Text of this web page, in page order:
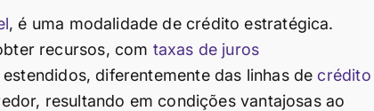
, é uma modalidade de crédito estratégica.
recursos, com taxas de juros
diferentemente das linhas de crédito
resultando em condições vantajosas ao